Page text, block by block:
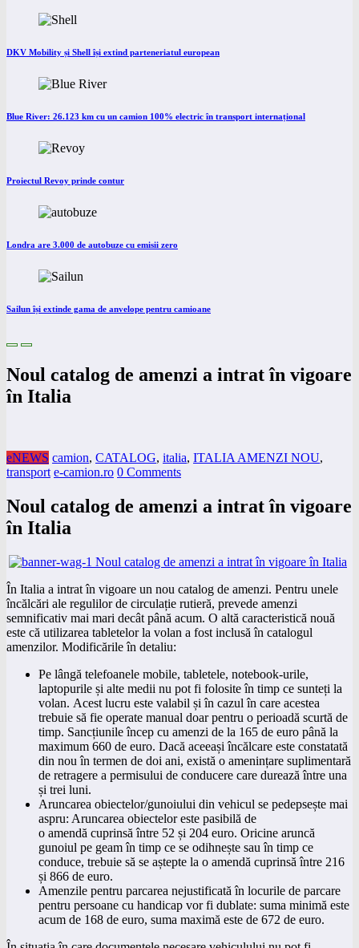
DKV Mobility și Shell își extind parteneriatul european
Blue River: 26.123 km cu un camion 100% electric în transport internațional
Proiectul Revoy prinde contur
Londra are 3.000 de autobuze cu emisii zero
Sailun își extinde gama de anvelope pentru camioane
Noul catalog de amenzi a intrat în vigoare
în Italia
eNEWS camion, CATALOG, italia, ITALIA AMENZI NOU,
transport e-camion.ro 0 Comments
Noul catalog de amenzi a intrat în vigoare
în Italia
În Italia a intrat în vigoare un nou catalog de amenzi. Pentru unele
încălcări ale regulilor de circulație rutieră, prevede amenzi
semnificativ mai mari decât până acum. O altă caracteristică nouă
este că utilizarea tabletelor la volan a fost inclusă în catalogul
amenzilor. Modificările în detaliu:
Pe lângă telefoanele mobile, tabletele, notebook-urile,
laptopurile și alte medii nu pot fi folosite în timp ce sunteți la
volan. Acest lucru este valabil și în cazul în care acestea
trebuie să fie operate manual doar pentru o perioadă scurtă de
timp. Sancțiunile încep cu amenzi de la 165 de euro până la
maximum 660 de euro. Dacă aceeași încălcare este constatată
din nou în termen de doi ani, există o amenințare suplimentară
de retragere a permisului de conducere care durează între una
și trei luni.
Aruncarea obiectelor/gunoiului din vehicul se pedepsește mai
aspru: Aruncarea obiectelor este pasibilă de
o amendă cuprinsă între 52 și 204 euro. Oricine aruncă
gunoiul pe geam în timp ce se odihnește sau în timp ce
conduce, trebuie să se aștepte la o amendă cuprinsă între 216
și 866 de euro.
Amenzile pentru parcarea nejustificată în locurile de parcare
pentru persoane cu handicap vor fi dublate: suma minimă este
acum de 168 de euro, suma maximă este de 672 de euro.